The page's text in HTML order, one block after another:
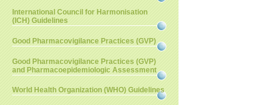
International Council for Harmonisation
(ICH) Guidelines
Good Pharmacovigilance Practices (GVP)
Good Pharmacovigilance Practices (GVP)
and Pharmacoepidemiologic Assessment
World Health Organization (WHO) Guidelines